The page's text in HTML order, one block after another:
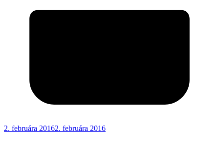
2. februára 20162. februára 2016